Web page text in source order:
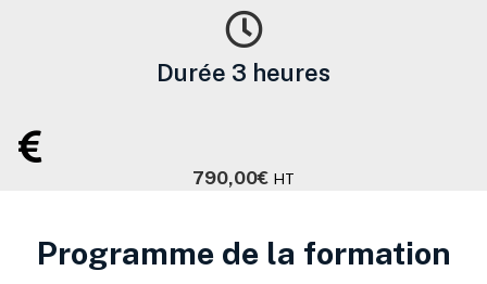
Durée 3 heures
790,00€ HT
Programme de la formation